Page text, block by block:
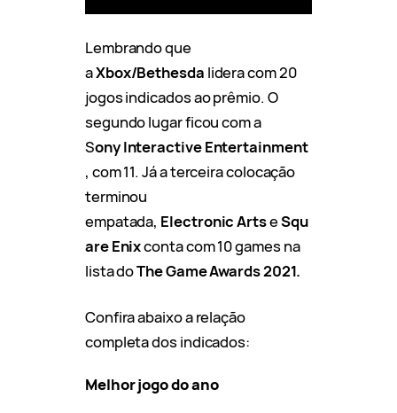
Lembrando que
aXbox/Bethesda lidera com 20
jogos indicados ao prêmio. O
segundo lugar ficou com a
Sony Interactive Entertainment
, com 11. Já a terceira colocação
terminou
empatada, Electronic ArtseSqu
are Enixconta com 10 games na
lista doThe Game Awards 2021.
Confira abaixo a relação
completa dos indicados:
Melhor jogo do ano